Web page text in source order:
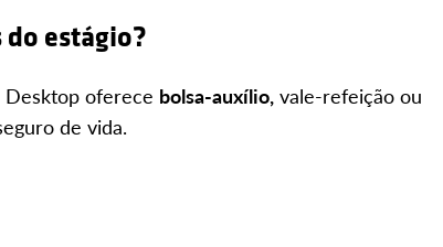
estágio?
Desktop oferece bolsa-auxílio, vale-refeição ou
de vida.